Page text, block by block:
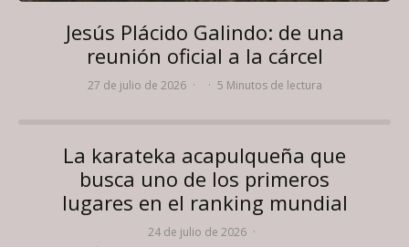
Jesús Plácido Galindo: de una
reunión oficial a la cárcel
27 de julio de 2026 · · 5 Minutos de lectura
La karateka acapulqueña que
busca uno de los primeros
lugares en el ranking mundial
24 de julio de 2026 ·